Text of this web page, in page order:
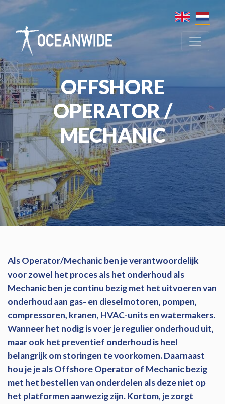
OFFSHORE
OPERATOR /
MECHANIC
Als Operator/Mechanic ben je verantwoordelijk
voor zowel het proces als het onderhoud als
Mechanic ben je continu bezig met het uitvoeren van
onderhoud aan gas- en dieselmotoren, pompen,
compressoren, kranen, HVAC-units en watermakers.
Wanneer het nodig is voer je regulier onderhoud uit,
maar ook het preventief onderhoud is heel
belangrijk om storingen te voorkomen. Daarnaast
hou je je als Offshore Operator of Mechanic bezig
met het bestellen van onderdelen als deze niet op
het platformen aanwezig zijn. Kortom, je zorgt